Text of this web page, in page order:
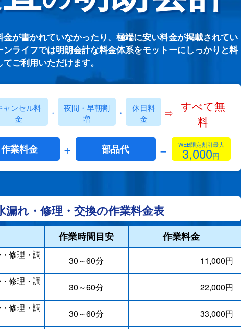
が書かれていなかったり、極端に安い料金が掲載されてい
ライフでは明朗会計な料金体系をモットーにしっかりと料
ご利用いただけます。
ャンセル料
金
・
夜間・早朝割
増
・
休日料
金
⇒
すべて無
料
作業料金 + 部品代 − WEB限定割引最大
3,000円
漏れ・修理・交換の作業料金表
作業時間目安 作業料金
修理・調
30～60分
11,000円
修理・調
30～60分
22,000円
修理・調
30～60分
33,000円